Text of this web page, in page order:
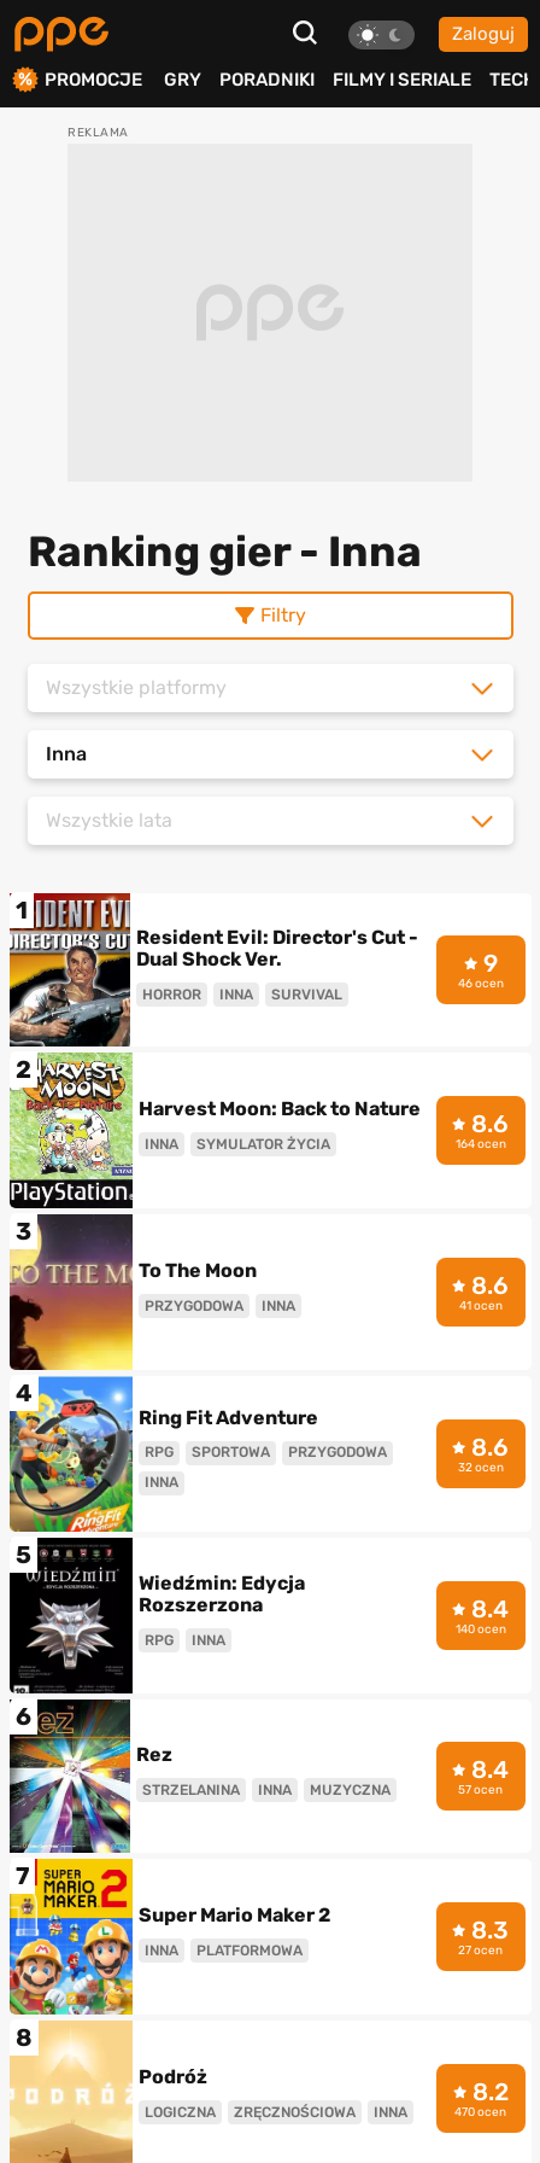
Zaloguj
PROMOCJE GRY PORADNIKI FILMY I SERIALE TECH
Ranking gier - Inna
Filtry
Wszystkie platformy
Inna
Wszystkie lata
1
Resident Evil: Director's Cut -
Dual Shock Ver.
HORROR INNA SURVIVAL
9
46 ocen
2
Harvest Moon: Back to Nature
INNA SYMULATOR ŻYCIA
8.6
164 ocen
3
To The Moon
PRZYGODOWA INNA
8.6
41 ocen
4
Ring Fit Adventure
RPG SPORTOWA
PRZYGODOWA
INNA
8.6
32 ocen
5
Wiedźmin: Edycja
Rozszerzona
RPG INNA
8.4
140 ocen
6
Rez
STRZELANINA INNA MUZYCZNA
8.4
57 ocen
7
Super Mario Maker 2
INNA PLATFORMOWA
8.3
27 ocen
8
Podróż
LOGICZNA ZRĘCZNOŚCIOWA INNA
8.2
470 ocen